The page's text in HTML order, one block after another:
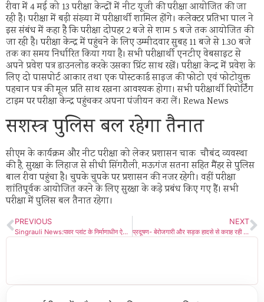
रीवा में 4 मई को 13 परीक्षा केन्द्रों में नीट यूजी की परीक्षा आयोजित की जा
रही है। परीक्षा में बड़ी संख्या में परीक्षार्थी शामिल होंगे। कलेक्टर प्रतिभा पाल ने
इस संबंध में कहा है कि परीक्षा दोपहर 2 बजे से शाम 5 बजे तक आयोजित की
जा रही है। परीक्षा केन्द्र में पहुंचने के लिए उम्मीदवार सुबह 11 बजे से 1.30 बजे
तक का समय निर्धारित किया गया है। सभी परीक्षार्थी एनटीए वेबसाइट से
अपने प्रवेश पत्र डाउनलोड करके उसका प्रिंट साथ रखें। परीक्षा केन्द्र में प्रवेश के
लिए दो पासपोर्ट आकार तथा एक पोस्टकार्ड साइज की फोटो एवं फोटोयुक्त
पहचान पत्र की मूल प्रति साथ रखना आवश्यक होगा। सभी परीक्षार्थी रिपोर्टिंग
टाइम पर परीक्षा केन्द्र पहुंचकर अपना पंजीयन करा लें। Rewa News
सशस्त्र पुलिस बल रहेगा तैनात
सीएम के कार्यक्रम और नीट परीक्षा को लेकर प्रशासन चाक चौबंद व्यवस्था
की है, सुरक्षा के लिहाज से सीधी सिंगरौली, मऊगंज सतना सहित मैंहर से पुलिस
बाल रीवा पहुंचा है। चुपके चुपके पर प्रशासन की नजर रहेगी। वहीं परीक्षा
शांतिपूर्वक आयोजित करने के लिए सुरक्षा के कड़े प्रबंध किए गए हैं। सभी
परीक्षा में पुलिस बल तैनात रहेगा।
PREVIOUS
Singrauli News:पावर प्लांट के निर्माणाधीन ऐश डैम के मलवे में दबने से मजदूर की मौत
NEXT
प्रदूषण- बेरोजगारी और सड़क हादसे से कराह रही सिंगरौली में मनाया जाएगा महोत्सव,करोड़ों रुपए होंगे खर्च